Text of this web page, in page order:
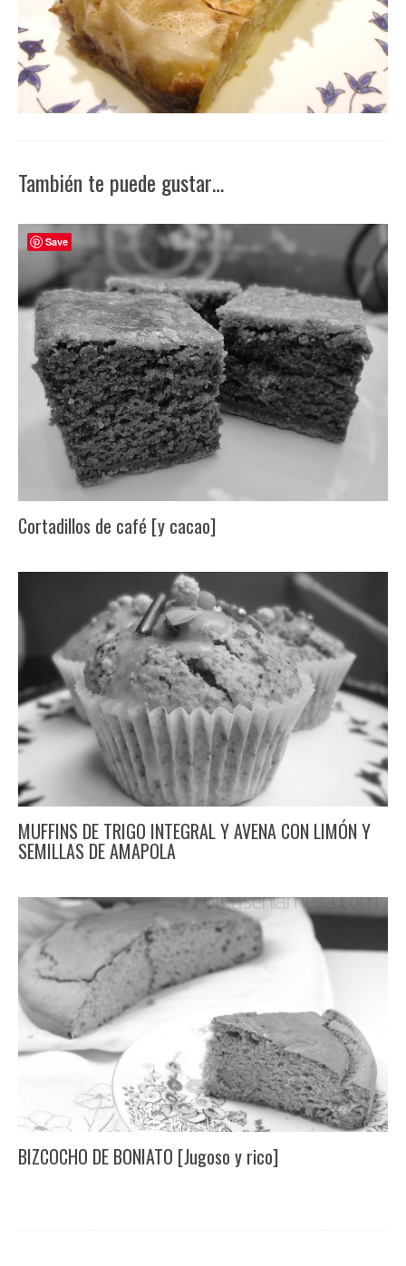
También te puede gustar…
Cortadillos de café [y cacao]
MUFFINS DE TRIGO INTEGRAL Y AVENA CON LIMÓN Y
SEMILLAS DE AMAPOLA
BIZCOCHO DE BONIATO [Jugoso y rico]
Save